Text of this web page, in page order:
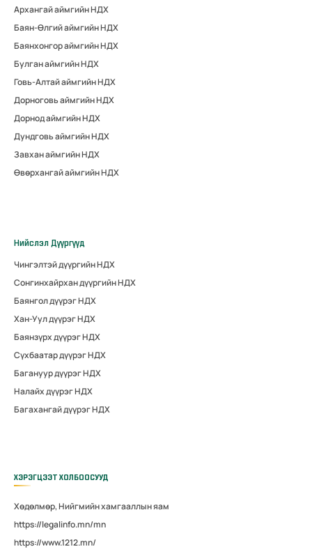
Архангай аймгийн НДХ
Баян-Өлгий аймгийн НДХ
Баянхонгор аймгийн НДХ
Булган аймгийн НДХ
Говь-Алтай аймгийн НДХ
Дорноговь аймгийн НДХ
Дорнод аймгийн НДХ
Дундговь аймгийн НДХ
Завхан аймгийн НДХ
Өвөрхангай аймгийн НДХ
Нийслэл Дүүргүүд
Чингэлтэй дүүргийн НДХ
Сонгинхайрхан дүүргийн НДХ
Баянгол дүүрэг НДХ
Хан-Уул дүүрэг НДХ
Баянзүрх дүүрэг НДХ
Сүхбаатар дүүрэг НДХ
Багануур дүүрэг НДХ
Налайх дүүрэг НДХ
Багахангай дүүрэг НДХ
ХЭРЭГЦЭЭТ ХОЛБООСУУД
Хөдөлмөр, Нийгмийн хамгааллын яам
https://legalinfo.mn/mn
https://www.1212.mn/